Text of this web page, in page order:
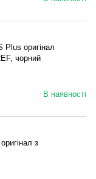
Plus оригінал
чорний
В наявності
з